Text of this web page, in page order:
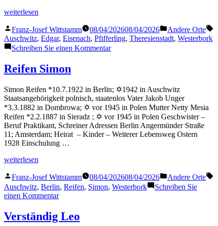
„Pfifferling
weiterlesen
Veröffentlicht
von
Franz-Josef Wittstamm 08/04/202608/04/2026
Veröffentlicht
in
Andere Orte
Auschwitz, Edgar, Eisenach, Pfifferling, Theresienstadt, Westerbork
Schreiben Sie einen Kommentarzu
Reifen Simon
Simon Reifen *10.7.1922 in Berlin; ✡1942 in Auschwitz
Staatsangehörigkeit polnisch, staatenlos Vater Jakob Unger
*3.3.1882 in Dombrowa; ✡ vor 1945 in Polen Mutter Netty Mesia
Reifen *2.2.1887 in Sieradz ; ✡ vor 1945 in Polen Geschwister –
Beruf Praktikant, Schreiner Adressen Berlin Angermünder Straße
11; Amsterdam; Heirat – Kinder – Weiterer Lebensweg Ostern
1928 Einschulung …
„Reifen
weiterlesen
Veröffentlicht
von
Franz-Josef Wittstamm 08/04/202608/04/2026
Veröffentlicht
in
Andere Orte
Auschwitz, Berlin, Reifen, Simon, Westerbork
Schreiben Sie
einen Kommentarzu
Simon
Verständig Leo